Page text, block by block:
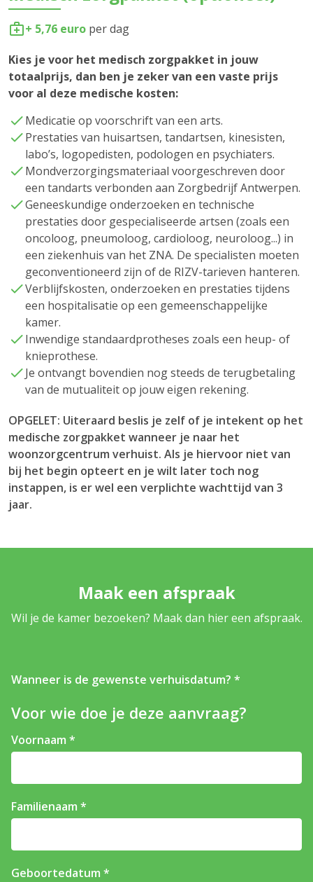
+ 5,76 euro per dag
Kies je voor het medisch zorgpakket in jouw
totaalprijs, dan ben je zeker van een vaste prijs
voor al deze medische kosten:
Medicatie op voorschrift van een arts.
Prestaties van huisartsen, tandartsen, kinesisten,
labo’s, logopedisten, podologen en psychiaters.
Mondverzorgingsmateriaal voorgeschreven door
een tandarts verbonden aan Zorgbedrijf Antwerpen.
Geneeskundige onderzoeken en technische
prestaties door gespecialiseerde artsen (zoals een
oncoloog, pneumoloog, cardioloog, neuroloog...) in
een ziekenhuis van het ZNA. De specialisten moeten
geconventioneerd zijn of de RIZV-tarieven hanteren.
Verblijfskosten, onderzoeken en prestaties tijdens
een hospitalisatie op een gemeenschappelijke
kamer.
Inwendige standaardprotheses zoals een heup- of
knieprothese.
Je ontvangt bovendien nog steeds de terugbetaling
van de mutualiteit op jouw eigen rekening.
OPGELET: Uiteraard beslis je zelf of je intekent op het
medische zorgpakket wanneer je naar het
woonzorgcentrum verhuist. Als je hiervoor niet van
bij het begin opteert en je wilt later toch nog
instappen, is er wel een verplichte wachttijd van 3
jaar.
Maak een afspraak
Wil je de kamer bezoeken? Maak dan hier een afspraak.
Wanneer is de gewenste verhuisdatum?
Voor wie doe je deze aanvraag?
Voornaam
Familienaam
Geboortedatum